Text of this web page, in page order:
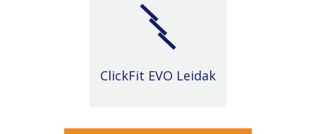
ClickFit EVO Leidak